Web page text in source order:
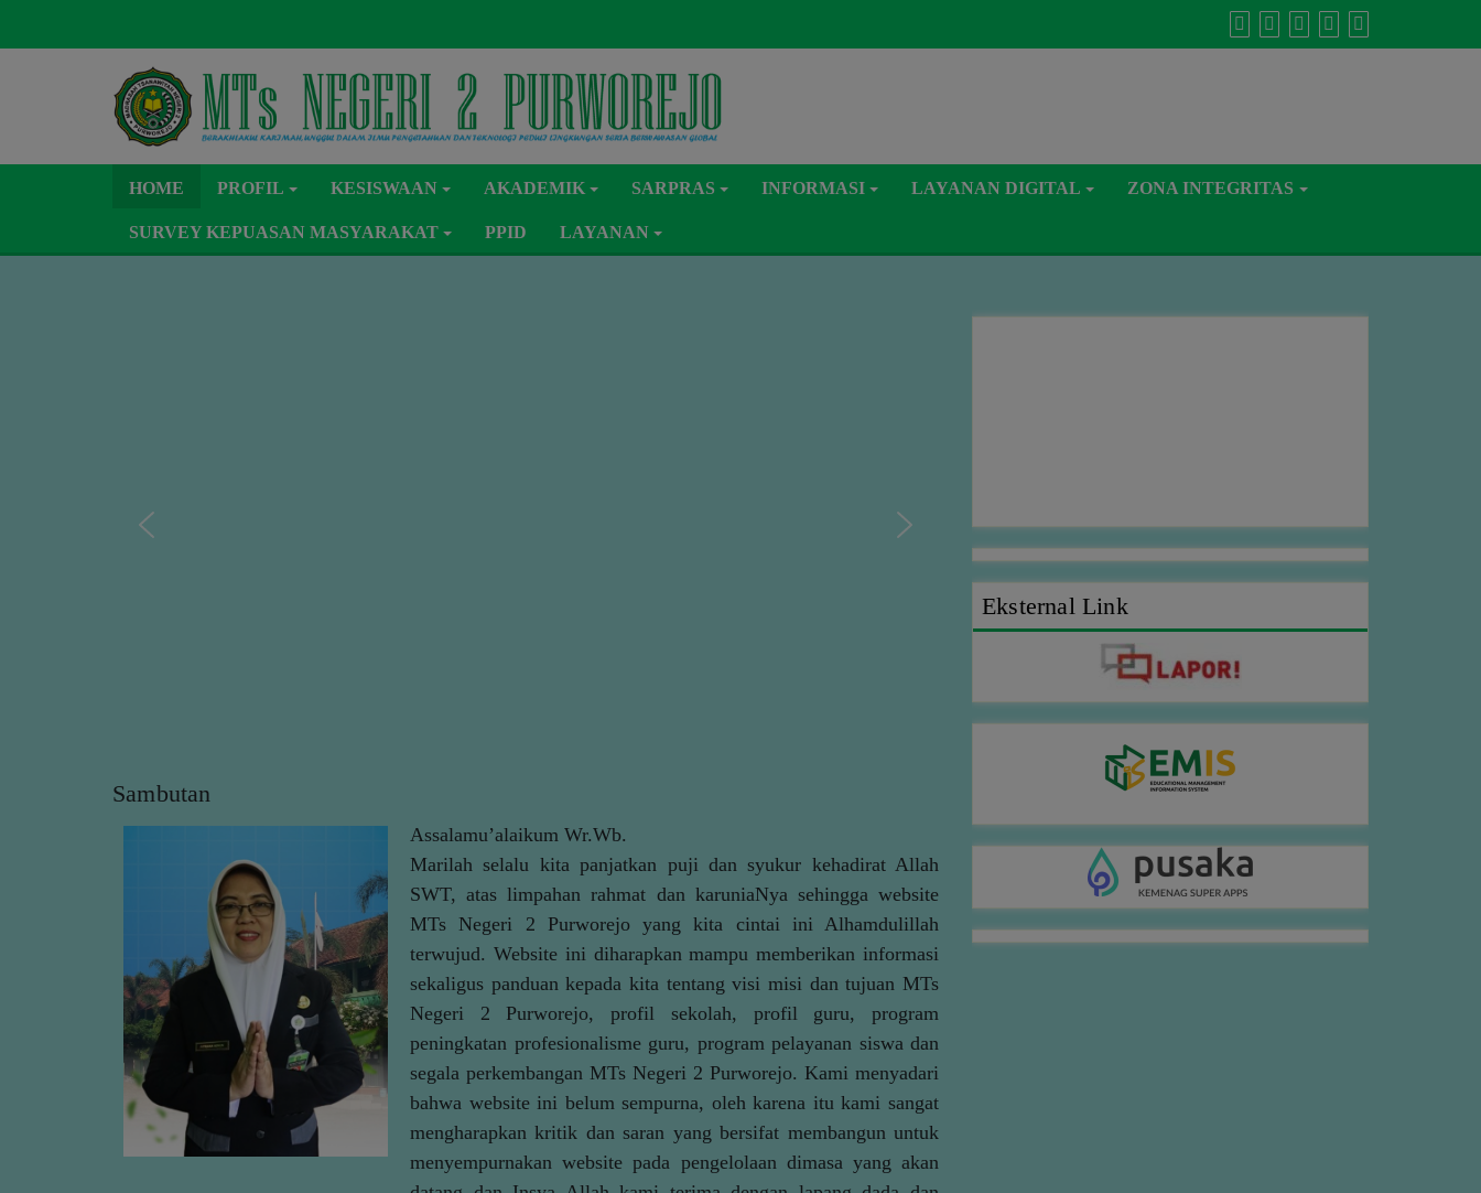
HOME PROFIL KESISWAAN AKADEMIK SARPRAS INFORMASI LAYANAN DIGITAL ZONA INTEGRITAS
SURVEY KEPUASAN MASYARAKAT PPID LAYANAN
Sambutan
Assalamu’alaikum Wr.Wb.
Marilah selalu kita panjatkan puji dan syukur kehadirat Allah
SWT, atas limpahan rahmat dan karuniaNya sehingga website
MTs Negeri 2 Purworejo yang kita cintai ini Alhamdulillah
terwujud. Website ini diharapkan mampu memberikan informasi
sekaligus panduan kepada kita tentang visi misi dan tujuan MTs
Negeri 2 Purworejo, profil sekolah, profil guru, program
peningkatan profesionalisme guru, program pelayanan siswa dan
segala perkembangan MTs Negeri 2 Purworejo. Kami menyadari
bahwa website ini belum sempurna, oleh karena itu kami sangat
mengharapkan kritik dan saran yang bersifat membangun untuk
menyempurnakan website pada pengelolaan dimasa yang akan
Eksternal Link